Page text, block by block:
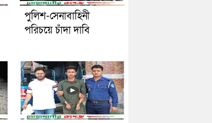
পুলিশ-সেনাবাহিনী
পরিচয়ে চাঁদা দাবি